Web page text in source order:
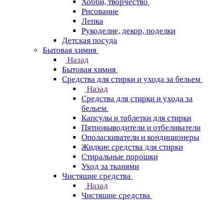
Рисование
Лепка
Рукоделие, декор, поделки
Детская посуда
Бытовая химия
Назад
Бытовая химия
Средства для стирки и ухода за бельем
Назад
Средства для стирки и ухода за
бельем
Капсулы и таблетки для стирки
Пятновыводители и отбеливатели
Ополаскиватели и кондиционеры
Жидкие средства для стирки
Стиральные порошки
Уход за тканями
Чистящие средства
Назад
Чистящие средства